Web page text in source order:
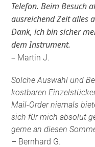
Telefon. Beim Besuch
ausreichend Zeit alles
Dank, ich bin sicher
dem Instrument.
– Martin J.
Solche Auswahl und
kostbaren
Mail-Order niemals
sich für mich absolut
gerne an diesen
– Bernhard G.